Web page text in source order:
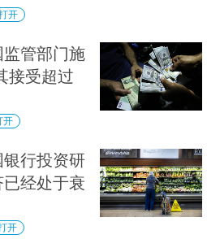
开
监管部门施
接受超过
开
银行投资研
经处于衰
开